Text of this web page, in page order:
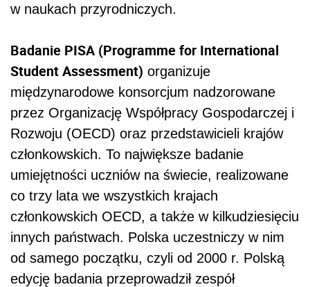
w naukach przyrodniczych.
Badanie PISA (Programme for International
Student Assessment) organizuje
międzynarodowe konsorcjum nadzorowane
przez Organizację Współpracy Gospodarczej i
Rozwoju (OECD) oraz przedstawicieli krajów
członkowskich. To największe badanie
umiejętności uczniów na świecie, realizowane
co trzy lata we wszystkich krajach
członkowskich OECD, a także w kilkudziesięciu
innych państwach. Polska uczestniczy w nim
od samego początku, czyli od 2000 r. Polską
edycję badania przeprowadził zespół